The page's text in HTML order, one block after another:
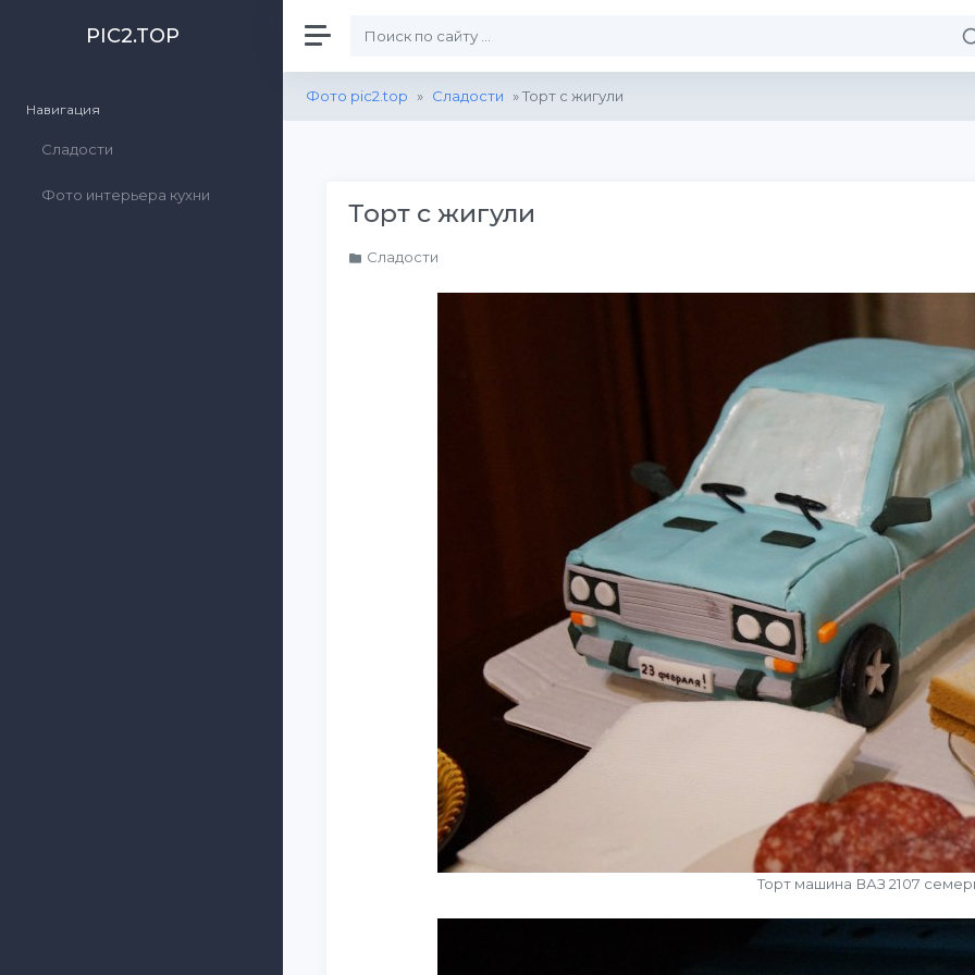
PIC2.TOP
Навигация
Сладости
Фото интерьера кухни
Фото pic2.top » Сладости » Торт с жигули
Торт с жигули
Сладости
Торт машина ВАЗ 2107